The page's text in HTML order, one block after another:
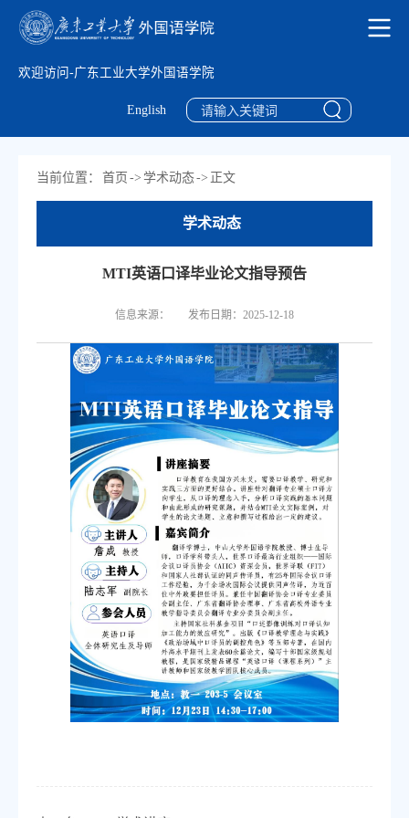
欢迎访问-广东工业大学外国语学院
English
当前位置： 首页 -> 学术动态-> 正文
学术动态
MTI英语口译毕业论文指导预告
信息来源： 发布日期：2025-12-18